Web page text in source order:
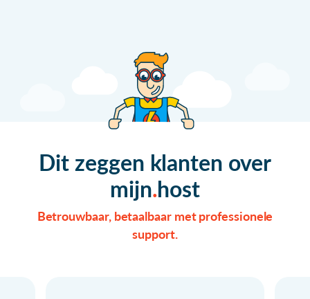
Dit zeggen klanten over
mijn host
Betrouwbaar, betaalbaar met professionele
support.